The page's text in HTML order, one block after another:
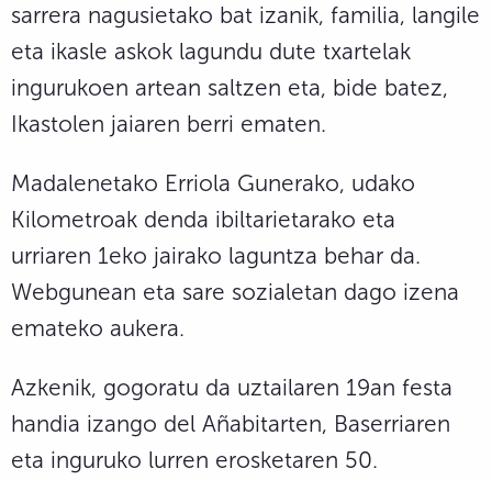
sarrera nagusietako bat izanik, familia, langile
eta ikasle askok lagundu dute txartelak
ingurukoen artean saltzen eta, bide batez,
Ikastolen jaiaren berri ematen.
Madalenetako Erriola Gunerako, udako
Kilometroak denda ibiltarietarako eta
urriaren 1eko jairako laguntza behar da.
Webgunean eta sare sozialetan dago izena
emateko aukera.
Azkenik, gogoratu da uztailaren 19an festa
handia izango del Añabitarten, Baserriaren
eta inguruko lurren erosketaren 50.